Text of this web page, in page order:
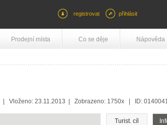
registrovat přihlásit
Prodejní místa Co se děje Nápověda
| Vloženo: 23.11.2013 | Zobrazeno: 1750x | ID:
Turist. cíl